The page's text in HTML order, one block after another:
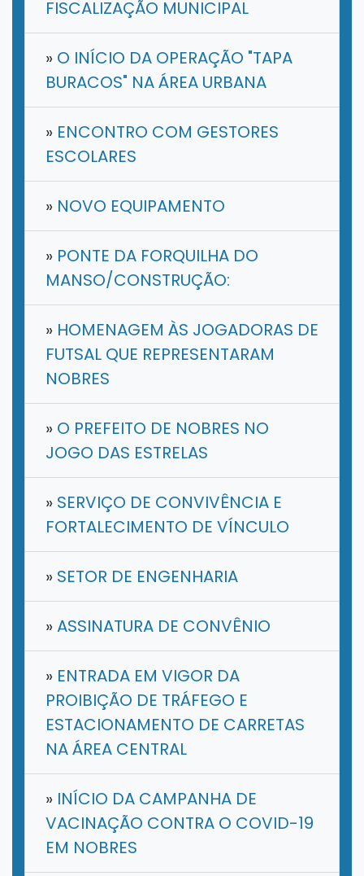
FISCALIZAÇÃO MUNICIPAL
» O INÍCIO DA OPERAÇÃO "TAPA
BURACOS" NA ÁREA URBANA
» ENCONTRO COM GESTORES
ESCOLARES
» NOVO EQUIPAMENTO
» PONTE DA FORQUILHA DO
MANSO/CONSTRUÇÃO:
» HOMENAGEM ÀS JOGADORAS DE
FUTSAL QUE REPRESENTARAM
NOBRES
» O PREFEITO DE NOBRES NO
JOGO DAS ESTRELAS
» SERVIÇO DE CONVIVÊNCIA E
FORTALECIMENTO DE VÍNCULO
» SETOR DE ENGENHARIA
»ASSINATURA DE CONVÊNIO
» ENTRADA EM VIGOR DA
PROIBIÇÃO DE TRÁFEGO E
ESTACIONAMENTO DE CARRETAS
NA ÁREA CENTRAL
» INÍCIO DA CAMPANHA DE
VACINAÇÃO CONTRA O COVID-19
EM NOBRES